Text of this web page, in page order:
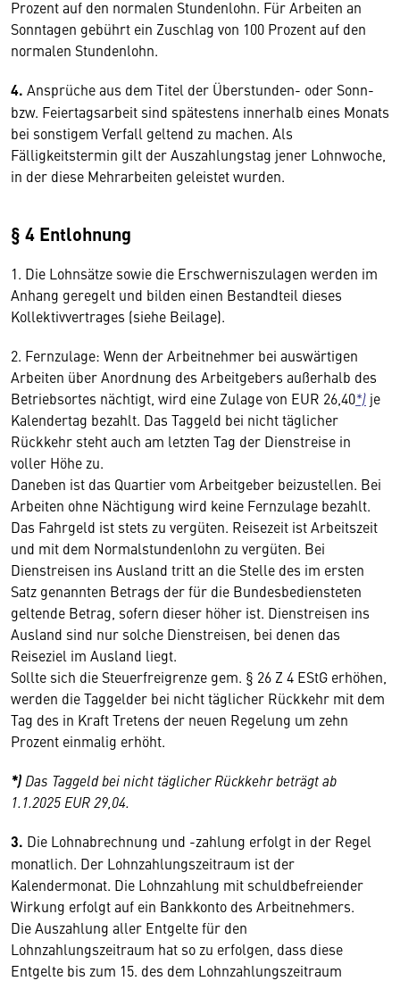
Prozent auf den normalen Stundenlohn. Für Arbeiten an
Sonntagen gebührt ein Zuschlag von 100 Prozent auf den
normalen Stundenlohn.
4. Ansprüche aus dem Titel der Überstunden- oder Sonn-
bzw. Feiertagsarbeit sind spätestens innerhalb eines Monats
bei sonstigem Verfall geltend zu machen. Als
Fälligkeitstermin gilt der Auszahlungstag jener Lohnwoche,
in der diese Mehrarbeiten geleistet wurden.
§ 4 Entlohnung
1. Die Lohnsätze sowie die Erschwerniszulagen werden im
Anhang geregelt und bilden einen Bestandteil dieses
Kollektivvertrages (siehe Beilage).
2. Fernzulage: Wenn der Arbeitnehmer bei auswärtigen
Arbeiten über Anordnung des Arbeitgebers außerhalb des
Betriebsortes nächtigt, wird eine Zulage von EUR 26,40*) je
Kalendertag bezahlt. Das Taggeld bei nicht täglicher
Rückkehr steht auch am letzten Tag der Dienstreise in
voller Höhe zu.
Daneben ist das Quartier vom Arbeitgeber beizustellen. Bei
Arbeiten ohne Nächtigung wird keine Fernzulage bezahlt.
Das Fahrgeld ist stets zu vergüten. Reisezeit ist Arbeitszeit
und mit dem Normalstundenlohn zu vergüten. Bei
Dienstreisen ins Ausland tritt an die Stelle des im ersten
Satz genannten Betrags der für die Bundesbediensteten
geltende Betrag, sofern dieser höher ist. Dienstreisen ins
Ausland sind nur solche Dienstreisen, bei denen das
Reiseziel im Ausland liegt.
Sollte sich die Steuerfreigrenze gem. § 26 Z 4 EStG erhöhen,
werden die Taggelder bei nicht täglicher Rückkehr mit dem
Tag des in Kraft Tretens der neuen Regelung um zehn
Prozent einmalig erhöht.
*) Das Taggeld bei nicht täglicher Rückkehr beträgt ab
1.1.2025 EUR 29,04.
3. Die Lohnabrechnung und -zahlung erfolgt in der Regel
monatlich. Der Lohnzahlungszeitraum ist der
Kalendermonat. Die Lohnzahlung mit schuldbefreiender
Wirkung erfolgt auf ein Bankkonto des Arbeitnehmers.
Die Auszahlung aller Entgelte für den
Lohnzahlungszeitraum hat so zu erfolgen, dass diese
Entgelte bis zum 15. des dem Lohnzahlungszeitraum